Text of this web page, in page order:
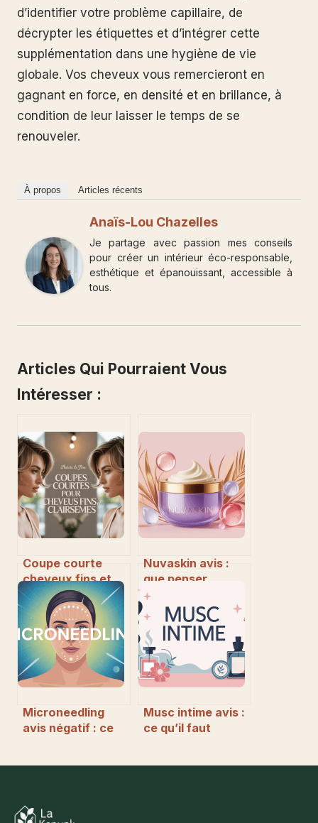
d’identifier votre problème capillaire, de
décrypter les étiquettes et d’intégrer cette
supplémentation dans une hygiène de vie
globale. Vos cheveux vous remercieront en
gagnant en force, en densité et en brillance, à
condition de leur laisser le temps de se
renouveler.
À propos Articles récents
Anaïs-Lou Chazelles
Je partage avec passion mes conseils
pour créer un intérieur éco-responsable,
esthétique et épanouissant, accessible à
tous.
Articles Qui Pourraient Vous
Intéresser :
Coupe courte
cheveux fins et
clairsemés :
conseils et idées
pour booster le
volume
Nuvaskin avis :
que penser
réellement de ce
soin visage
tendance ?
Microneedling
avis négatif : ce
Musc intime avis :
ce qu’il faut